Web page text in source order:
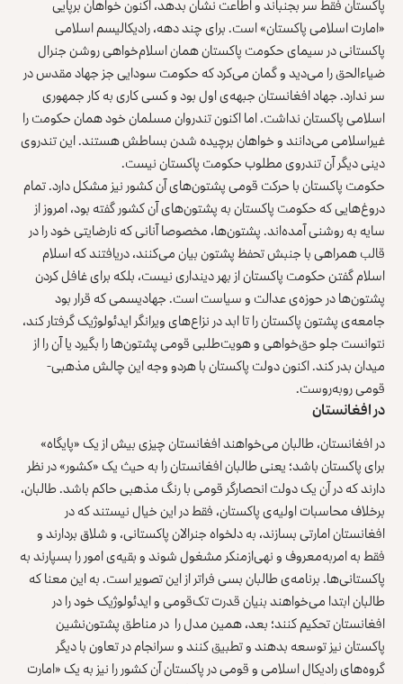
«امارت اسلامی پاکستان» است. برای چند دهه، رادیکالیسم اسلامی
پاکستانی در سیمای حکومت پاکستان همان اسلام‌خواهی روشن جنرال
ضیاءالحق را می‌دید و گمان می‌کرد که حکومت سودایی جز جهاد مقدس در
سر ندارد. جهاد افغانستان جبهه‌ی اول بود و کسی کاری به کار جمهوری
اسلامی پاکستان نداشت. اما اکنون تندروان مسلمان خود همان حکومت را
غیراسلامی می‌دانند و خواهان برچیده شدن بساطش هستند. این تندروی
دینی دیگر آن تندروی مطلوب حکومت پاکستان نیست.
حکومت پاکستان با حرکت قومی پشتون‌های آن کشور نیز مشکل دارد. تمام
دروغ‌هایی که حکومت پاکستان به پشتون‌های آن کشور گفته بود، امروز از
سایه به روشنی آمده‌اند. پشتون‌ها، مخصوصا آنانی که نارضایتی خود را در
قالب همراهی با جنبش تحفظ پشتون بیان می‌کنند، دریافتند که اسلام
اسلام گفتن حکومت پاکستان از بهر دینداری نیست، بلکه برای غافل کردن
پشتون‌ها در حوزه‌ی عدالت و سیاست است. جهادیسمی که قرار بود
جامعه‌ی پشتون پاکستان را تا ابد در نزاع‌های ویرانگر ایدئولوژیک گرفتار کند،
نتوانست جلو حق‌خواهی و هویت‌طلبی قومی پشتون‌ها را بگیرد یا آن را از
میدان بدر کند. اکنون دولت پاکستان با هردو وجه این چالش مذهبی-
قومی روبه‌روست.
در افغانستان
در افغانستان، طالبان می‌خواهند افغانستان چیزی بیش از یک «پایگاه»
برای پاکستان باشد؛ یعنی طالبان افغانستان را به حیث یک «کشور» در نظر
دارند که در آن یک دولت انحصارگر قومی با رنگ مذهبی حاکم باشد. طالبان،
برخلاف محاسبات اولیه‌ی پاکستان، فقط در این خیال نیستند که در
افغانستان امارتی بسازند، به دلخواه جنرالان پاکستانی، و شلاق بردارند و
فقط به امربه‌معروف و نهی‌ازمنکر مشغول شوند و بقیه‌ی امور را بسپارند به
پاکستانی‌ها. برنامه‌ی طالبان بسی فراتر از این تصویر است. به این معنا که
طالبان ابتدا می‌خواهند بنیان قدرت تک‌قومی و ایدئولوژیک خود را در
افغانستان تحکیم کنند؛ بعد، همین مدل را در مناطق پشتون‌نشین
پاکستان نیز توسعه بدهند و تطبیق کنند و سرانجام در تعاون با دیگر
گروه‌های رادیکال اسلامی و قومی در پاکستان آن کشور را نیز به یک «امارت